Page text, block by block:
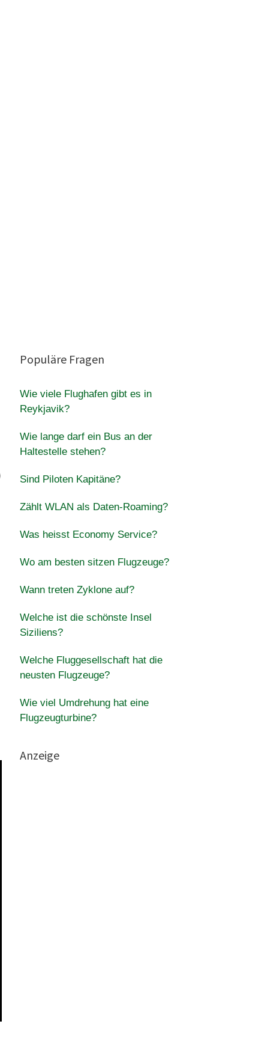
Populäre Fragen
Wie viele Flughafen gibt es in
Reykjavik?
Wie lange darf ein Bus an der
Haltestelle stehen?
Sind Piloten Kapitäne?
Zählt WLAN als Daten-Roaming?
Was heisst Economy Service?
Wo am besten sitzen Flugzeuge?
Wann treten Zyklone auf?
Welche ist die schönste Insel
Siziliens?
Welche Fluggesellschaft hat die
neusten Flugzeuge?
Wie viel Umdrehung hat eine
Flugzeugturbine?
Anzeige